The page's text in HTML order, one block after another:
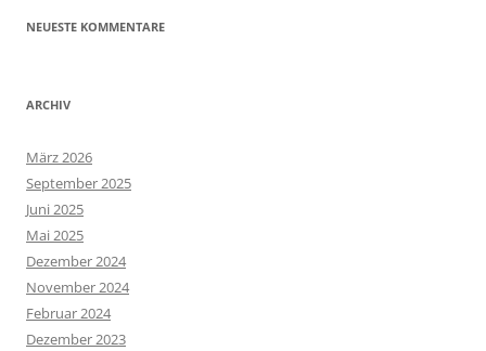
NEUESTE KOMMENTARE
ARCHIV
März 2026
September 2025
Juni 2025
Mai 2025
Dezember 2024
November 2024
Februar 2024
Dezember 2023